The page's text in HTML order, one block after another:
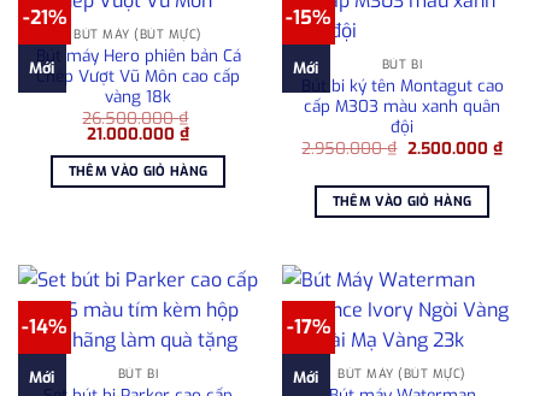
-21%
Mới
BÚT MÁY (BÚT MỰC)
Bút máy Hero phiên bản Cá
Chép Vượt Vũ Môn cao cấp
vàng 18k
26.500.000₫
Giá
là:
26.500.000 ₫.
21.000.000 ₫Giá
hiện
tại
là:
21.000.000 ₫.
THÊM VÀO GIỎ HÀNG
-15%
Mới BÚT BI
Bút bi ký tên Montagut cao
cấp M303 màu xanh quân
đội
2.950.000₫ Giá
2.950.000 ₫.
2.500.000 ₫Giá
hiện
THÊM VÀO GIỎ HÀNG
-14%
Mới BÚT BI
-17%
Mới BÚT MÁY (BÚT MỰC)